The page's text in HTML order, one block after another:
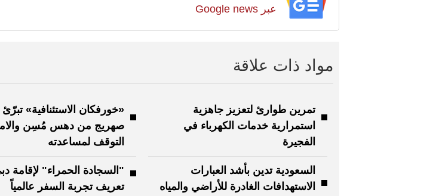
عبر Google news
مواد ذات علاقة
تمرين طوارئ لتعزيز جاهزية
استمرارية خدمات الكهرباء في
الفجيرة
«خورفكان الاستئنافية»
صهريج من دهس مُسِن
التوقف لمساعدته
السعودية تدين بأشد العبارات
الاستهدافات الغادرة للأراضي والمياه
"السجادة الحمراء" لإقامة
تعريف تجربة السفر عالمياً